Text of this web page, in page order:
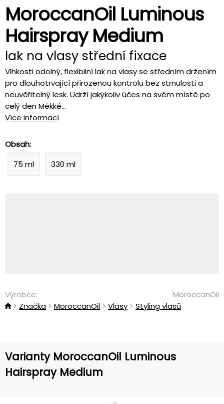
MoroccanOil Luminous
Hairspray Medium
lak na vlasy střední fixace
Vlhkosti odolný, flexibilní lak na vlasy se středním držením
pro dlouhotrvající přirozenou kontrolu bez strnulosti a
neuvěřitelný lesk. Udrží jakýkoliv účes na svém místě po
celý den Měkké...
Více informací
Obsah:
75 ml
330 ml
Výrobce:
MoroccanOil
Značka
MoroccanOil Vlasy Styling vlasů
Varianty MoroccanOil Luminous
Hairspray Medium